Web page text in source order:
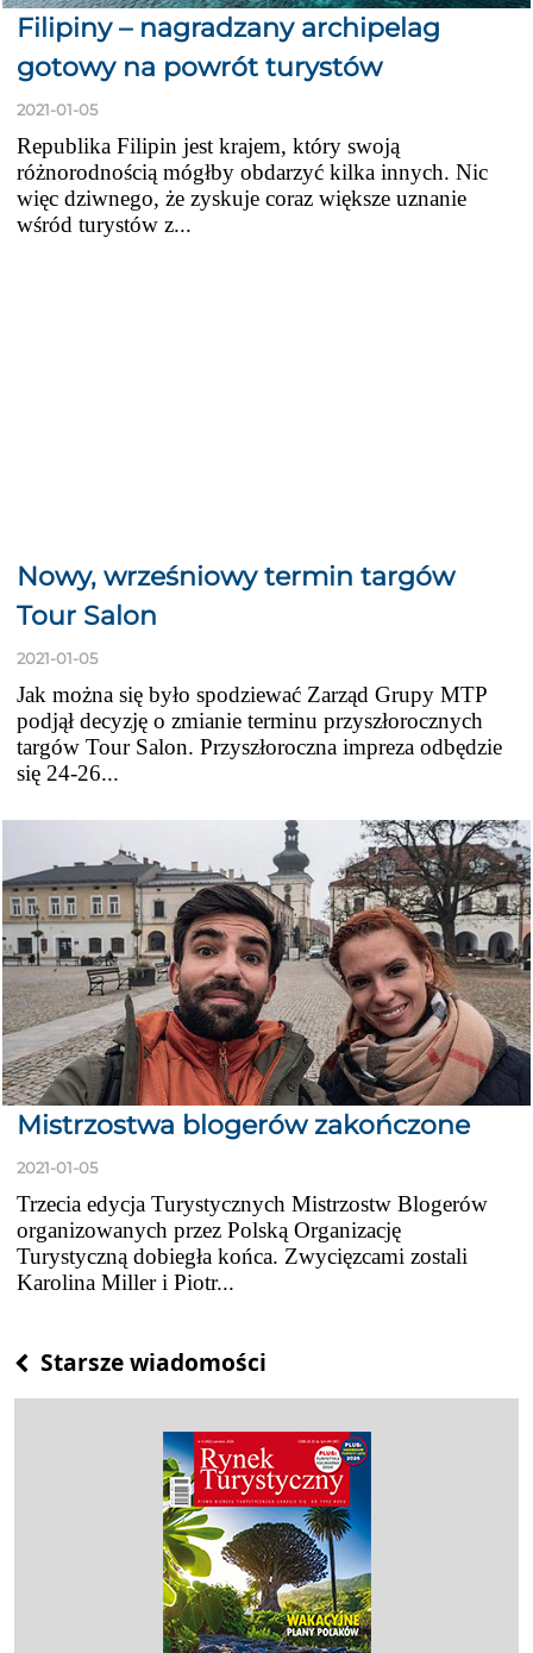
Filipiny – nagradzany archipelag
gotowy na powrót turystów
2021-01-05
Republika Filipin jest krajem, który swoją
różnorodnością mógłby obdarzyć kilka innych. Nic
więc dziwnego, że zyskuje coraz większe uznanie
wśród turystów z...
Nowy, wrześniowy termin targów
Tour Salon
2021-01-05
Jak można się było spodziewać Zarząd Grupy MTP
podjął decyzję o zmianie terminu przyszłorocznych
targów Tour Salon. Przyszłoroczna impreza odbędzie
się 24-26...
Mistrzostwa blogerów zakończone
2021-01-05
Trzecia edycja Turystycznych Mistrzostw Blogerów
organizowanych przez Polską Organizację
Turystyczną dobiegła końca. Zwycięzcami zostali
Karolina Miller i Piotr...
Posts
navigation
Starsze wiadomości